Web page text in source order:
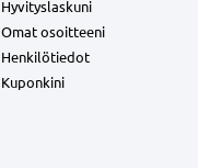
Hyvityslaskuni
Omat osoitteeni
Henkilötiedot
Kuponkini